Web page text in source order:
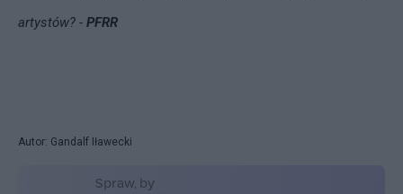
artystów? - PFRR
Autor: Gandalf Iławecki